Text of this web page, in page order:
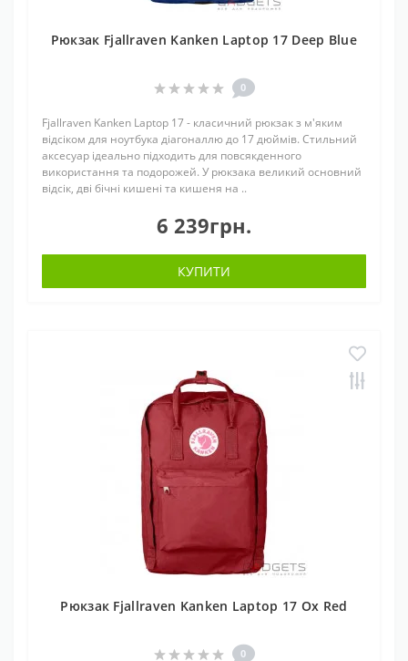
Рюкзак Fjallraven Kanken Laptop 17 Deep Blue
0
Fjallraven Kanken Laptop 17 - класичний рюкзак з м'яким
відсіком для ноутбука діагоналлю до 17 дюймів. Стильний
аксесуар ідеально підходить для повсякденного
використання та подорожей. У рюкзака великий основний
відсік, дві бічні кишені та кишеня на ..
6 239грн.
КУПИТИ
Рюкзак Fjallraven Kanken Laptop 17 Ox Red
0